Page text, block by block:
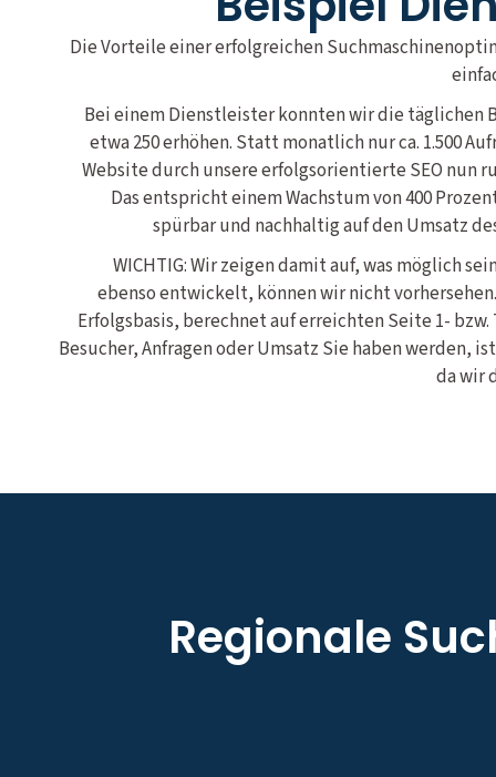
Die Vorteile einer erfolgreichen
Bei einem Dienstleister konnten wir die täglichen
etwa 250 erhöhen. Statt monatlich nur ca. 1.500
Website durch unsere erfolgsorientierte SEO nun
Das entspricht einem Wachstum von 400
spürbar und nachhaltig auf den Umsatz
WICHTIG: Wir zeigen damit auf, was möglich
ebenso entwickelt, können wir nicht
Erfolgsbasis, berechnet auf erreichten Seite 1-
Besucher, Anfragen oder Umsatz Sie haben werden,
da wir
Regionale